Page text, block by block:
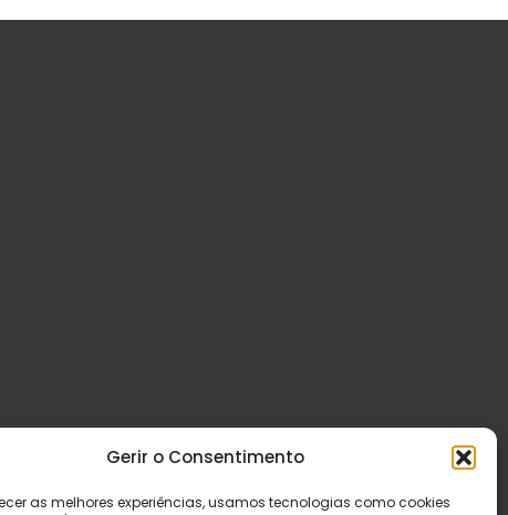
Gerir o Consentimento
as melhores experiências, usamos tecnologias como cookies